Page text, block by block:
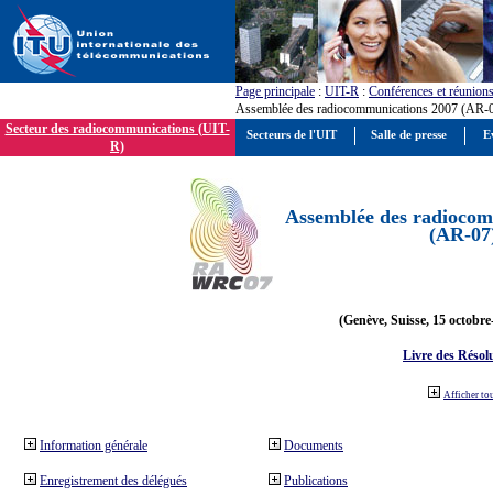
Page principale : UIT-R : Conférences et réunions
Assemblée des radiocommunications 2007 (AR-
Secteur des radiocommunications (UIT-
R)
Assemblée des
(AR-
(Genève, Suisse, 15
Livre des
Afficher
Information générale
Enregistrement des délégués
Documents
Publications
Secteurs de l'UIT Salle de presse